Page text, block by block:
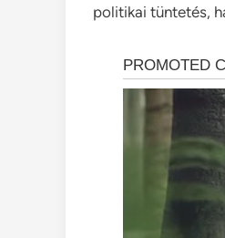
politikai tüntetés,